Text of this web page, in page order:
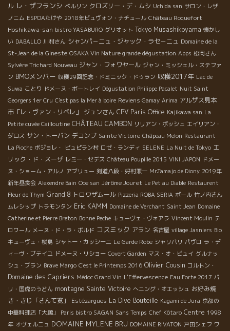
ル レ・ザフランシ ベルリン クロズリー・デ・ムシ Uchida san サロン・レザ
ノニム ESPOAたけや 2018年ビュヴォン・ナチュール Château Roquefort
Hoshikawa-san bistro YASABURO グリオット Tokyo Musashikoyama 懐かし
い DABALLO 川村さん シャンパ－ニュ・ジャック・ラセ－ニュ Domaine de la
St-Jean de la Gineste OSAKA Vin Nature grande dégustation Apps 松岡さん
Sylvère Trichard Nouveau ジャン・フォワヤール ジャン・ミッシェル・ステファ
ン BMOメンバー 収穫29回記念・ドミニック・ドゥラン 収穫2017年 Lac de
Suwa ことり ドメーヌ・ボートレイ Dégustation Philippe Pacalet Nuit Saint
Georgers 1er Cru C'est pas la Mer à boire Reviens Gamay Arima アルザス見本
市「レ・ヴァン・リベレ」
ジュンさん CPV Paris Office Kajikawa san La
Petite cuvée Cailloutine CHÂTEAU CAMBON リリアン・ボッシュ エイリアン・
ダロス サン・トーバン デコンブ Sainte Victoire Châpeau Melon Restaurant
La Pioche ボジョレ・ ピュピラン村 ロゼ・ランディ SELENE La Nuit de Tokyo エ
リック・ド・スーザ レミー・セデス Château Poupille 2015 VINI JAPON ドメー
ヌ・ショーム・アルノ アブリュー 剣道八段・好村兼一 Mr.Tamajo de Diony 2019年
新年昼食会 Alexendre Bain Ooe san Jérôme Jouret Le Pet au Diable Restaurent
Fleur de Thym Grand 8 トロワザムール Pizzeria ROBA SERIA ポール 竹ノ内さん
ムレシップ トラモンタン Eric KAMM Domaine de Verchant Saint Jean Domaine
Catherine et Pierre Breton Bonne Peche キューヴェ・ヴォアラ Vincent Moulin テ
ロワール メーヌ・ド・ラ・ボルド コスミック アラン 名古屋 village Jasniers Bio
キューヴェ・桜島 シャトー・カッシーニ Le Garde Robe シャリバリ パヴロ ラ・デ
ィーヴ・ブテイユ ドメーヌ・リショー Covert Garden マス・オ・ビュイ グルナッ
シュ・ブラン Brave Margo C'est le Printemps 2016 Olivier Cousin コルトン・
Domaine des Capriers Médoc Grand Vin L'Effervescence Eau Forte 2017 パ
リ・国虎のうどん montagne Sainte Victoire へニング・オエッシュ お好み焼
き・きじ「さんて寛」
Estézargues La Dive Bouteille Kagami de Jura 京都の
中華料理店「大鵬」
Paris bistro SAGAN Sans Temps Chef Kôtaro Centre 1998
年 オヴェルニュ DOMAINE MYLENE BRU DOMAINE RIVATON 戸田シェフ ワ